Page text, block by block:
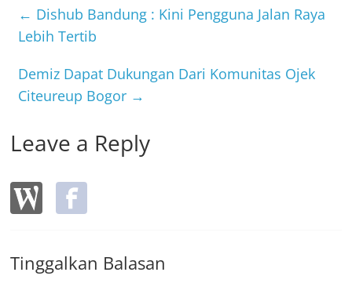
b
o
o
k
← Dishub Bandung : Kini Pengguna Jalan Raya
Lebih Tertib
Demiz Dapat Dukungan Dari Komunitas Ojek
Citeureup Bogor →
Leave a Reply
Tinggalkan Balasan